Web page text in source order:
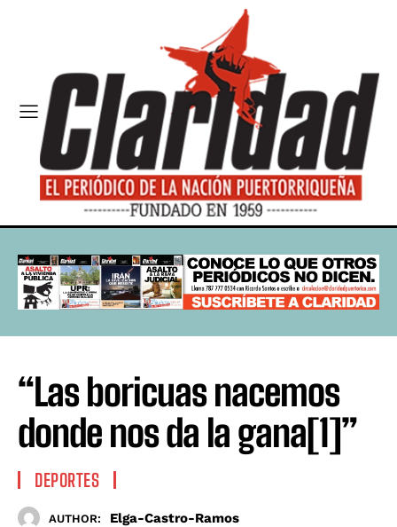
“Las boricuas nacemos
donde nos da la gana[1]”
DEPORTES
AUTHOR: Elga-Castro-Ramos